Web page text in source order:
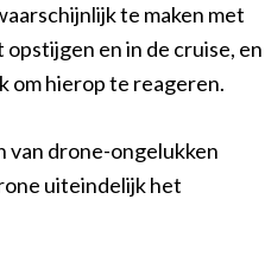
te maken met
en in de cruise, en
om hierop te reageren.
van drone-ongelukken
uiteindelijk het